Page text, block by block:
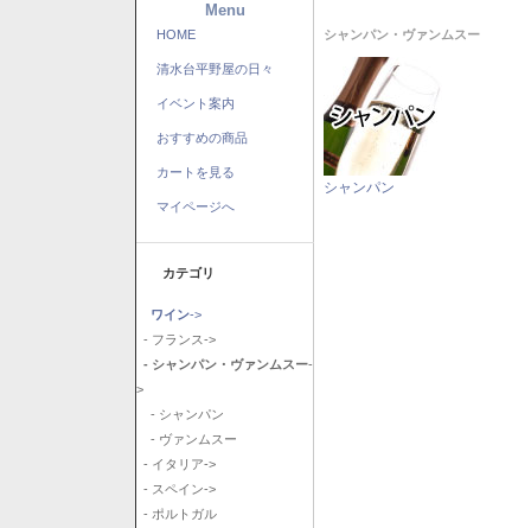
Menu
HOME
清水台平野屋の日々
イベント案内
おすすめの商品
カートを見る
マイページへ
カテゴリ
ワイン->
- フランス->
- シャンパン・ヴァンムスー-
>
- シャンパン
- ヴァンムスー
- イタリア->
- スペイン->
- ポルトガル
シャンパン・ヴァンムスー
シャンパン